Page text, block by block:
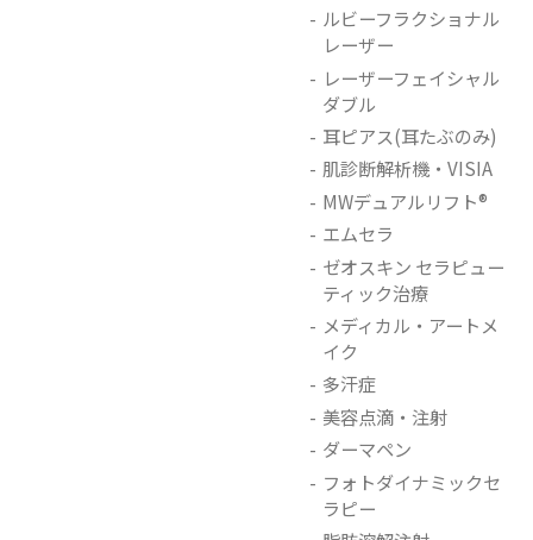
ルビーフラクショナル
レーザー
レーザーフェイシャル
ダブル
耳ピアス(耳たぶのみ)
肌診断解析機・VISIA
MWデュアルリフト®
エムセラ
ゼオスキン セラピュー
ティック治療
メディカル・アートメ
イク
多汗症
美容点滴・注射
ダーマペン
フォトダイナミックセ
ラピー